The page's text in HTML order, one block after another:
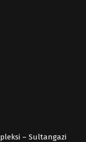
– Sultangazi